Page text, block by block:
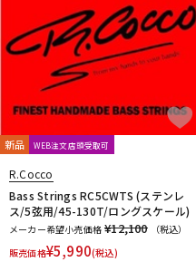
新品 WEB注文店頭受取可
R.Cocco
Bass Strings RC5CWTS (ステンレ
ス/5弦用/45-130T/ロングスケール)
メーカー希望小売価格 ¥12,100
（税込）
販売価格¥5,990(税込)